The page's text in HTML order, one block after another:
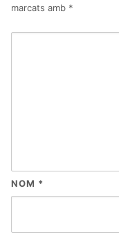
marcats amb *
NOM *